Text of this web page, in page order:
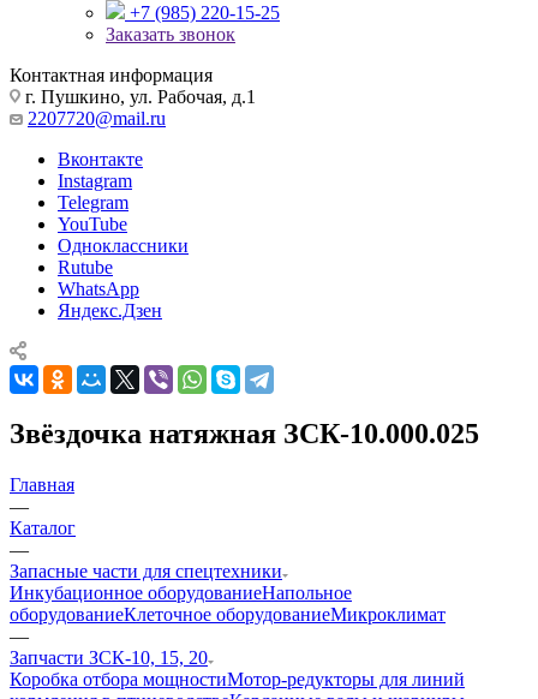
+7 (985) 220-15-25
Заказать звонок
Контактная информация
г. Пушкино, ул. Рабочая, д.1
2207720@mail.ru
Вконтакте
Instagram
Telegram
YouTube
Одноклассники
Rutube
WhatsApp
Яндекс.Дзен
Звёздочка натяжная ЗСК-10.000.025
Главная
—
Каталог
—
Запасные части для спецтехники
Инкубационное оборудованиеНапольное
оборудованиеКлеточное оборудованиеМикроклимат
—
Запчасти ЗСК-10, 15, 20
Коробка отбора мощностиМотор-редукторы для линий